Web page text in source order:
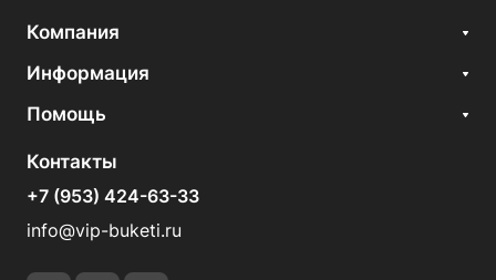
Компания
Информация
Помощь
Контакты
+7 (953) 424-63-33
info@vip-buketi.ru